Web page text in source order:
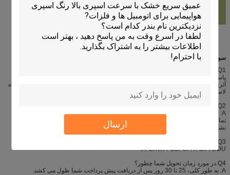
ارسال
سوالات متداول
Q1.آیا شما سازنده هستید؟
آئروسل، به ویژه در محصولات مراقبت از خودرو، رنگ اسپری Aeropak، سیلر و بادکننده
لاستیک، گردگیر هوا، چسب اسپری و غیره است.
Q2.شرایط پرداخت شما چیست؟
A: شرایط پرداخت با توجه به مقدار سفارش و سیاست نمایندگی متفاوت است، پس از
تماس قابل مذاکره است.عکس های محصولات و بسته ها را قبل از بارگیری کالا به شما
نشان می دهیم.
Q3.شرایط تحویل شما چیست؟
A: EXW، FOB، CFR، CIF، DDU.
Q4.در مورد زمان تحویل شما چطور؟
A: به طور کلی، 25 تا 30 روز پس از دریافت پیش پرداخت شما طول می کشد.